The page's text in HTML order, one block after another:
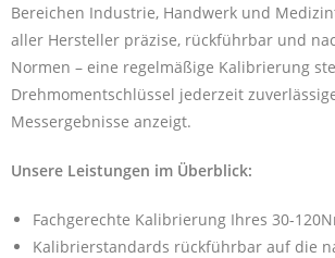
Bereichen Industrie, Handwerk und
aller Hersteller präzise, rückführbar und
Normen – eine regelmäßige Kalibrierung
Drehmomentschlüssel jederzeit
Messergebnisse anzeigt.
Unsere Leistungen im Überblick:
Fachgerechte Kalibrierung Ihres 30-
Kalibrierstandards rückführbar auf die